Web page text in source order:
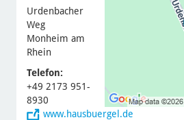
Urdenbacher
Weg
Monheim am
Rhein
Telefon:
+49 2173 951-
8930
www.hausbuergel.de